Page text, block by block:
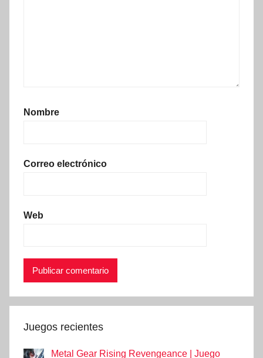
Nombre
Correo electrónico
Web
Juegos recientes
Metal Gear Rising Revengeance | Juego